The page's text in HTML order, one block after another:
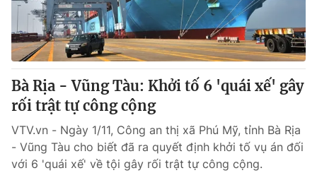
Sản phẩm
Thị trường
Tư vấn
Lịch phát sóng
Chuyên mục khác
Emagazine Podcast
Photo Infographic
Bà Rịa - Vũng Tàu: Khởi tố 6 'quái xế' gây
rối trật tự công cộng
VTV.vn - Ngày 1/11, Công an thị xã Phú Mỹ, tỉnh Bà Rịa
- Vũng Tàu cho biết đã ra quyết định khởi tố vụ án đối
với 6 'quái xế' về tội gây rối trật tự công cộng.